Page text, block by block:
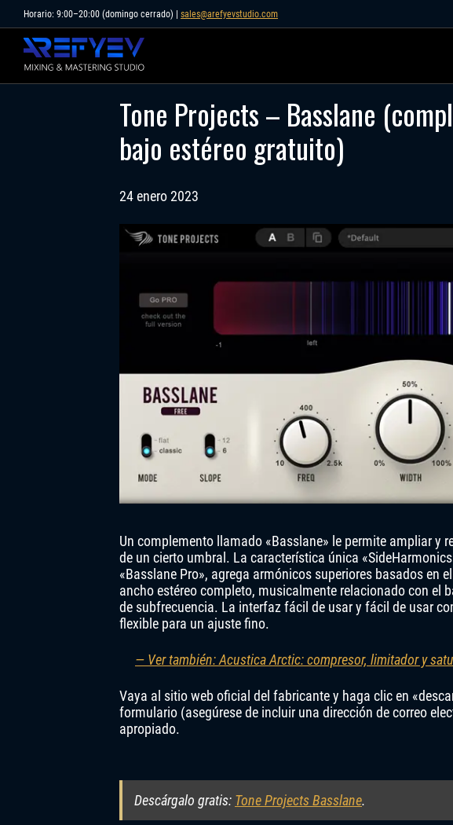
to
content
Horario: 9:00–20:00 (domingo cerrado) | sales@arefyevstudio.com
Tone Projects – Basslane
bajo estéreo gratuito)
24 enero 2023
Un complemento llamado «Basslane» le permite ampliar y
de un cierto umbral. La característica única
«Basslane Pro», agrega armónicos superiores basados ​​en
ancho estéreo completo, musicalmente relacionado con el
de subfrecuencia. La interfaz fácil de usar y fácil de usar
flexible para un ajuste fino.
— Ver también: Acustica Arctic: compresor, limitador y
Vaya al sitio web oficial del fabricante y haga clic en
formulario (asegúrese de incluir una dirección de correo
apropiado.
Descárgalo gratis: Tone Projects Basslane.